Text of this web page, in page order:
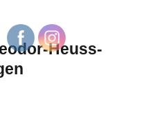
Heuss-